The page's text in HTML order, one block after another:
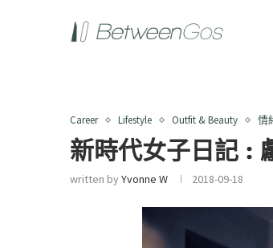
Career Lifestyle Outfit & Beauty 情
新時代女子日記 :
written byYvonne W 2018-09-18